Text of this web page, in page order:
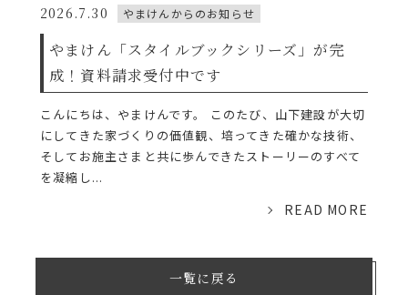
2026.7.30 やまけんからのお知らせ
やまけん「スタイルブックシリーズ」が完
成！資料請求受付中です
こんにちは、やまけんです。 このたび、山下建設が大切
にしてきた家づくりの価値観、培ってきた確かな技術、
そしてお施主さまと共に歩んできたストーリーのすべて
を凝縮し...
READ MORE
一覧に戻る